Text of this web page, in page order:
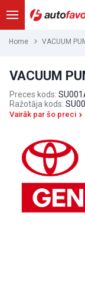
Home VACUUM
VACUUM
Preces kods:
Ražotāja kods:
Vairāk par šo preci